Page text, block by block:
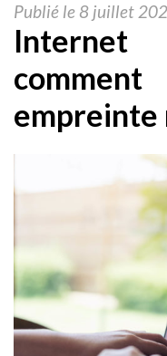
Publié le 8 juillet
Internet
empreinte